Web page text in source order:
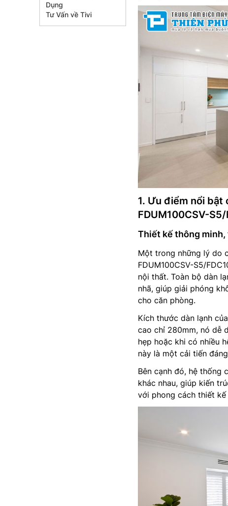
Dụng
Tư Vấn về Tivi
1. Ưu điểm nổi
FDUM100CSV-
Thiết kế thông
Một trong những lý do
FDUM100CSV-S5/
nội thất. Toàn bộ dàn
nhã, giúp giải phóng
cho căn phòng.
Kích thước dàn lạnh
cao chỉ 280mm, nó dễ
hẹp hoặc khi có nhiều
này là một cải tiến
Bên cạnh đó, hệ thống
khác nhau, giúp kiến
với phong cách thiết